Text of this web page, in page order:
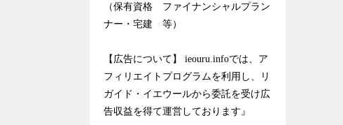
（保有資格 ファイナンシャルプラン
ナー・宅建 等）
【広告について】 ieouru.infoでは、ア
フィリエイトプログラムを利用し、リ
ガイド・イエウールから委託を受け広
告収益を得て運営しております』